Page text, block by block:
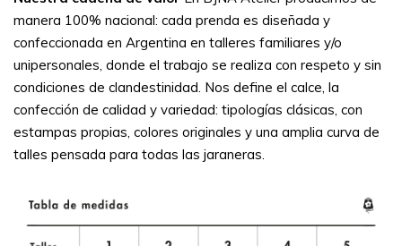
manera 100% nacional: cada prenda es diseñada y
confeccionada en Argentina en talleres familiares y/o
unipersonales, donde el trabajo se realiza con respeto y sin
condiciones de clandestinidad. Nos define el calce, la
confección de calidad y variedad: tipologías clásicas, con
estampas propias, colores originales y una amplia curva de
talles pensada para todas las jaraneras.